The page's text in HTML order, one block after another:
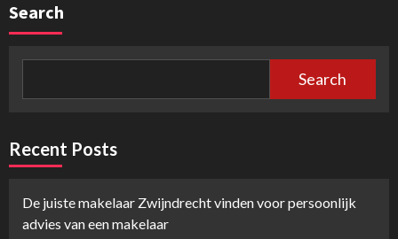
Search
Search
Recent Posts
De juiste makelaar Zwijndrecht vinden voor persoonlijk
advies van een makelaar